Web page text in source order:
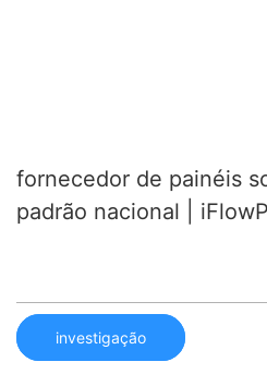
fornecedor de painéis
padrão nacional |
investigação